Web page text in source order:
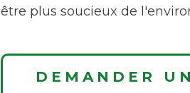
être plus soucieux de
DEMANDER